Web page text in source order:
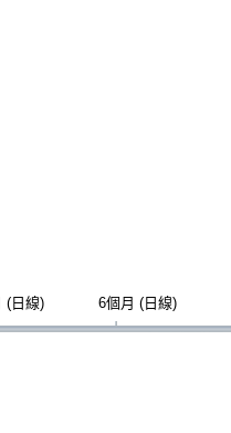
(日線) 6個月 (日線)